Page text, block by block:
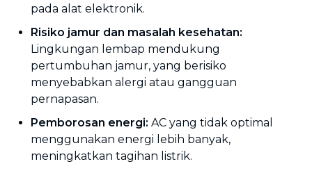
pada alat elektronik.
Risiko jamur dan masalah kesehatan:
Lingkungan lembap mendukung
pertumbuhan jamur, yang berisiko
menyebabkan alergi atau gangguan
pernapasan.
Pemborosan energi: AC yang tidak optimal
menggunakan energi lebih banyak,
meningkatkan tagihan listrik.